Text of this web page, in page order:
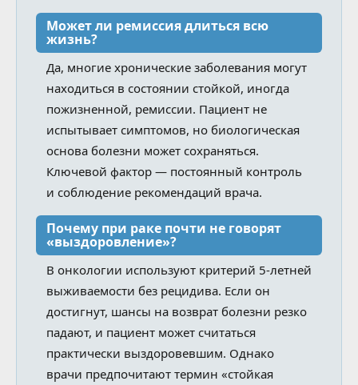
Может ли ремиссия длиться всю
жизнь?
Да, многие хронические заболевания могут
находиться в состоянии стойкой, иногда
пожизненной, ремиссии. Пациент не
испытывает симптомов, но биологическая
основа болезни может сохраняться.
Ключевой фактор — постоянный контроль
и соблюдение рекомендаций врача.
Почему при раке почти не говорят
«выздоровление»?
В онкологии используют критерий 5-летней
выживаемости без рецидива. Если он
достигнут, шансы на возврат болезни резко
падают, и пациент может считаться
практически выздоровевшим. Однако
врачи предпочитают термин «стойкая